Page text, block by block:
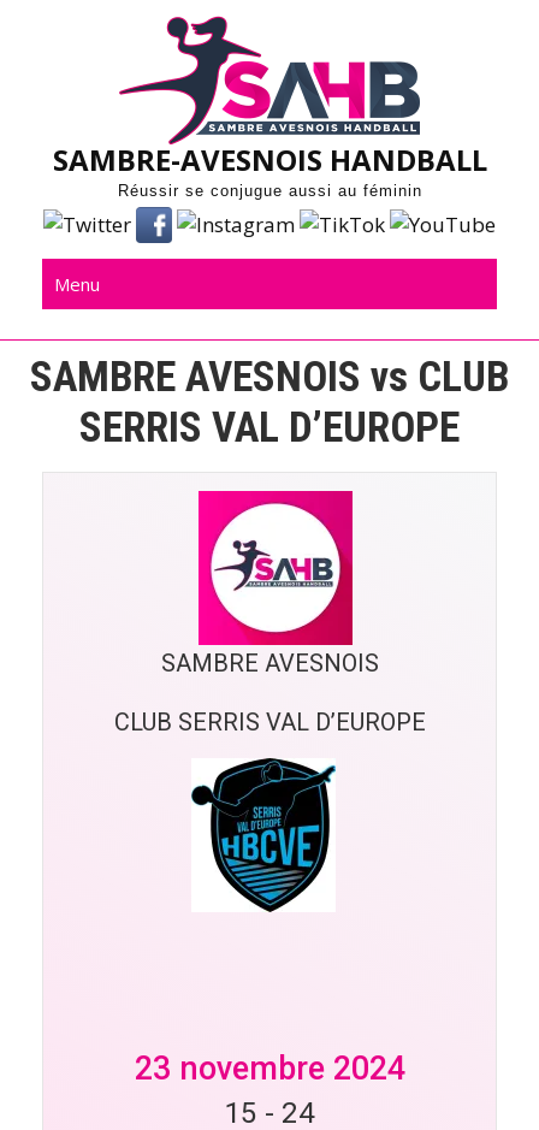
SAMBRE-AVESNOIS HANDBALL
Réussir se conjugue aussi au féminin
Menu
SAMBRE AVESNOIS vs CLUB
SERRIS VAL D’EUROPE
SAMBRE AVESNOIS
CLUB SERRIS VAL D’EUROPE
23 novembre 2024
15 - 24